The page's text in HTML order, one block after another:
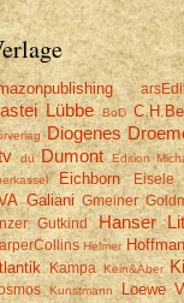
Lübbe
BoD
Diogenes
du Dumont Edition
Eichborn Eisele
Galiani Gmeiner
Gutkind Hanser
Helmer
Kampa Kein&Aber
Kunstmann Loewe